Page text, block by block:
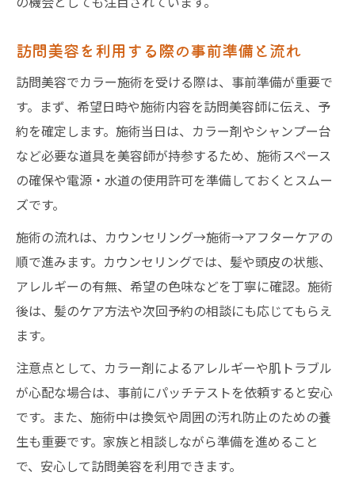
訪問美容を利用する際の事前準備と流れ
訪問美容でカラー施術を受ける際は、事前準備が重要で
す。まず、希望日時や施術内容を訪問美容師に伝え、予
約を確定します。施術当日は、カラー剤やシャンプー台
など必要な道具を美容師が持参するため、施術スペース
の確保や電源・水道の使用許可を準備しておくとスムー
ズです。
施術の流れは、カウンセリング→施術→アフターケアの
順で進みます。カウンセリングでは、髪や頭皮の状態、
アレルギーの有無、希望の色味などを丁寧に確認。施術
後は、髪のケア方法や次回予約の相談にも応じてもらえ
ます。
注意点として、カラー剤によるアレルギーや肌トラブル
が心配な場合は、事前にパッチテストを依頼すると安心
です。また、施術中は換気や周囲の汚れ防止のための養
生も重要です。家族と相談しながら準備を進めること
で、安心して訪問美容を利用できます。